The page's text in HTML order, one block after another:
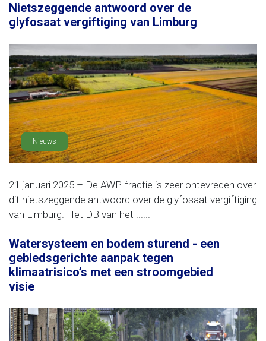
Nietszeggende antwoord over de
glyfosaat vergiftiging van Limburg
Nieuws
21 januari 2025 – De AWP-fractie is zeer ontevreden over
dit nietszeggende antwoord over de glyfosaat vergiftiging
van Limburg. Het DB van het ......
Watersysteem en bodem sturend - een
gebiedsgerichte aanpak tegen
klimaatrisico’s met een stroomgebied
visie